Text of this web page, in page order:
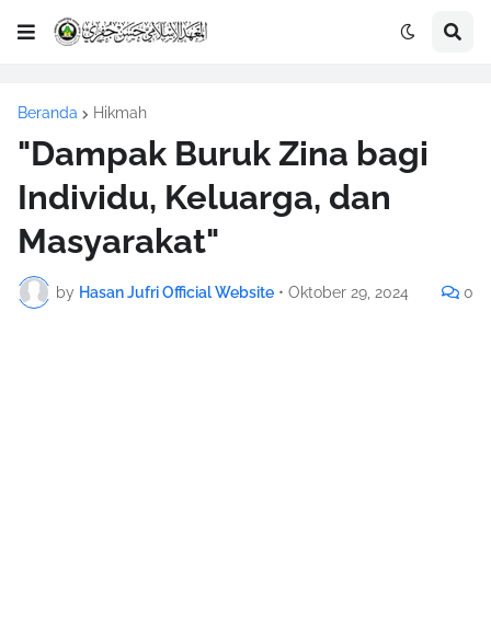
Beranda Hikmah
"Dampak Buruk Zina bagi
Individu, Keluarga, dan
Masyarakat"
by Hasan Jufri Official Website • Oktober 29, 2024 0